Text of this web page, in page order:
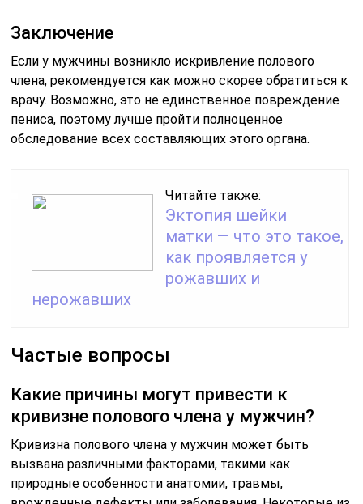
Заключение
Если у мужчины возникло искривление полового
члена, рекомендуется как можно скорее обратиться к
врачу. Возможно, это не единственное повреждение
пениса, поэтому лучше пройти полноценное
обследование всех составляющих этого органа.
Читайте также:
Эктопия шейки
матки — что это такое,
как проявляется у
рожавших и
нерожавших
Частые вопросы
Какие причины могут привести к
кривизне полового члена у мужчин?
Кривизна полового члена у мужчин может быть
вызвана различными факторами, такими как
природные особенности анатомии, травмы,